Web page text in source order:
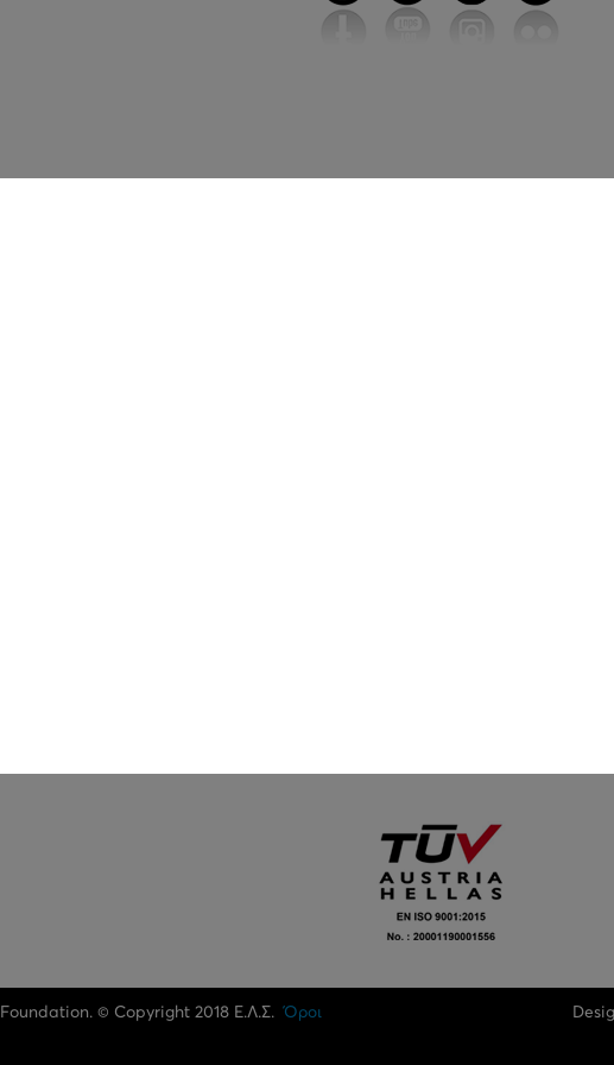
© Copyright 2018 Ε.Λ.Σ.Όροι